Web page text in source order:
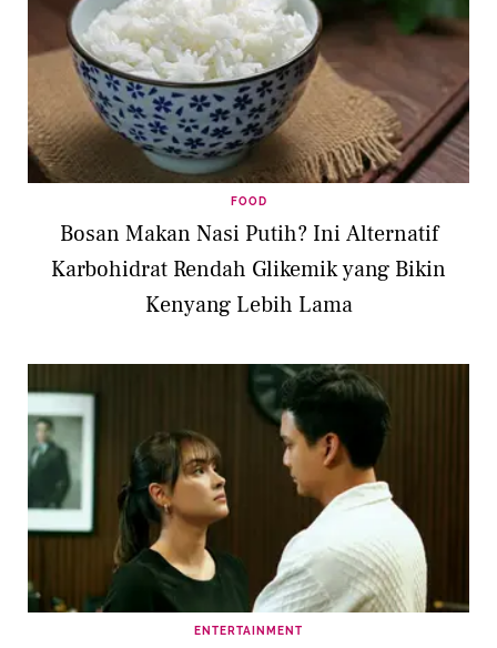
FOOD
Bosan Makan Nasi Putih? Ini Alternatif
Karbohidrat Rendah Glikemik yang Bikin
Kenyang Lebih Lama
ENTERTAINMENT